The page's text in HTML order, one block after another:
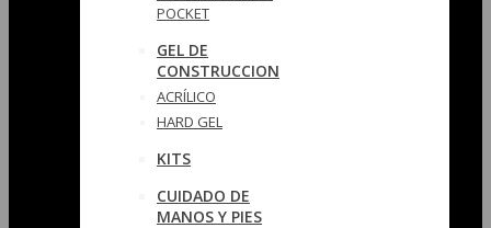
POCKET
GEL DE
CONSTRUCCION
ACRÍLICO
HARD GEL
KITS
CUIDADO DE
MANOS Y PIES